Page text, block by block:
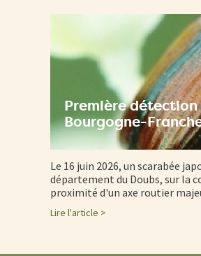
Première
Bourgogne-
Le 16 juin 2026, un scarabée
département du Doubs, sur la
proximité d'un axe routier
Lire l'article >